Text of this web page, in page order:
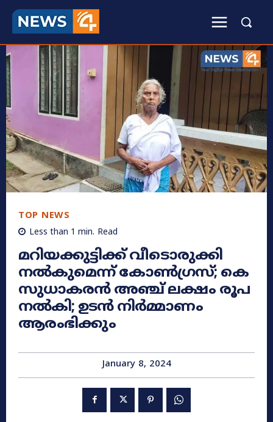
TOP NEWS
Less than 1 min. Read
മറിയക്കുട്ടിക്ക് വീടൊരുക്കി
നൽകുമെന്ന് കോൺഗ്രസ്; കെ
സുധാകരന്‍ അഞ്ച് ലക്ഷം രൂപ
നല്‍കി; ഉടൻ നിർമ്മാണം
ആരംഭിക്കും
January 8, 2024